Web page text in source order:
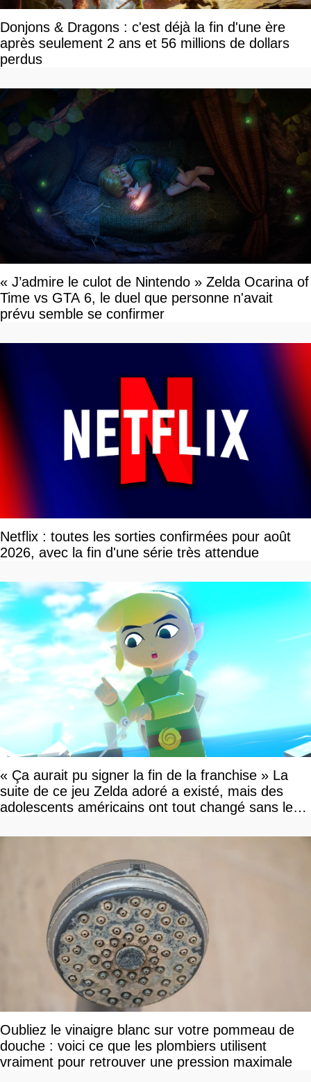
Donjons & Dragons : c'est déjà la fin d'une ère
après seulement 2 ans et 56 millions de dollars
perdus
« J’admire le culot de Nintendo » Zelda Ocarina of
Time vs GTA 6, le duel que personne n'avait
prévu semble se confirmer
Netflix : toutes les sorties confirmées pour août
2026, avec la fin d'une série très attendue
« Ça aurait pu signer la fin de la franchise » La
suite de ce jeu Zelda adoré a existé, mais des
adolescents américains ont tout changé sans le
Oubliez le vinaigre blanc sur votre pommeau de
douche : voici ce que les plombiers utilisent
vraiment pour retrouver une pression maximale